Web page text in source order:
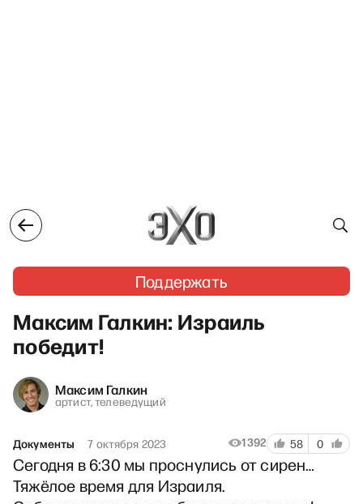
Поддержать
Максим Галкин: Израиль
победит!
Максим Галкин
артист, телеведущий
Документы 7 октября 2023 1392 58 0
Сегодня в 6:30 мы проснулись от сирен…
Тяжёлое время для Израиля.